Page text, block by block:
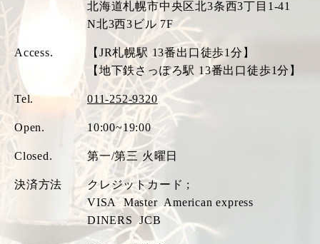
北海道札幌市中央区北3条西3丁目1-41
N北3西3ビル 7F
Access.
【JR札幌駅 13番出口徒歩1分】
【地下鉄さっぽろ駅 13番出口徒歩1分】
Tel. 011-252-9320
Open. 10:00~19:00
Closed. 第一/第三 火曜日
決済方法
クレジットカード ;
VISA Master American express
DINERS
JCB